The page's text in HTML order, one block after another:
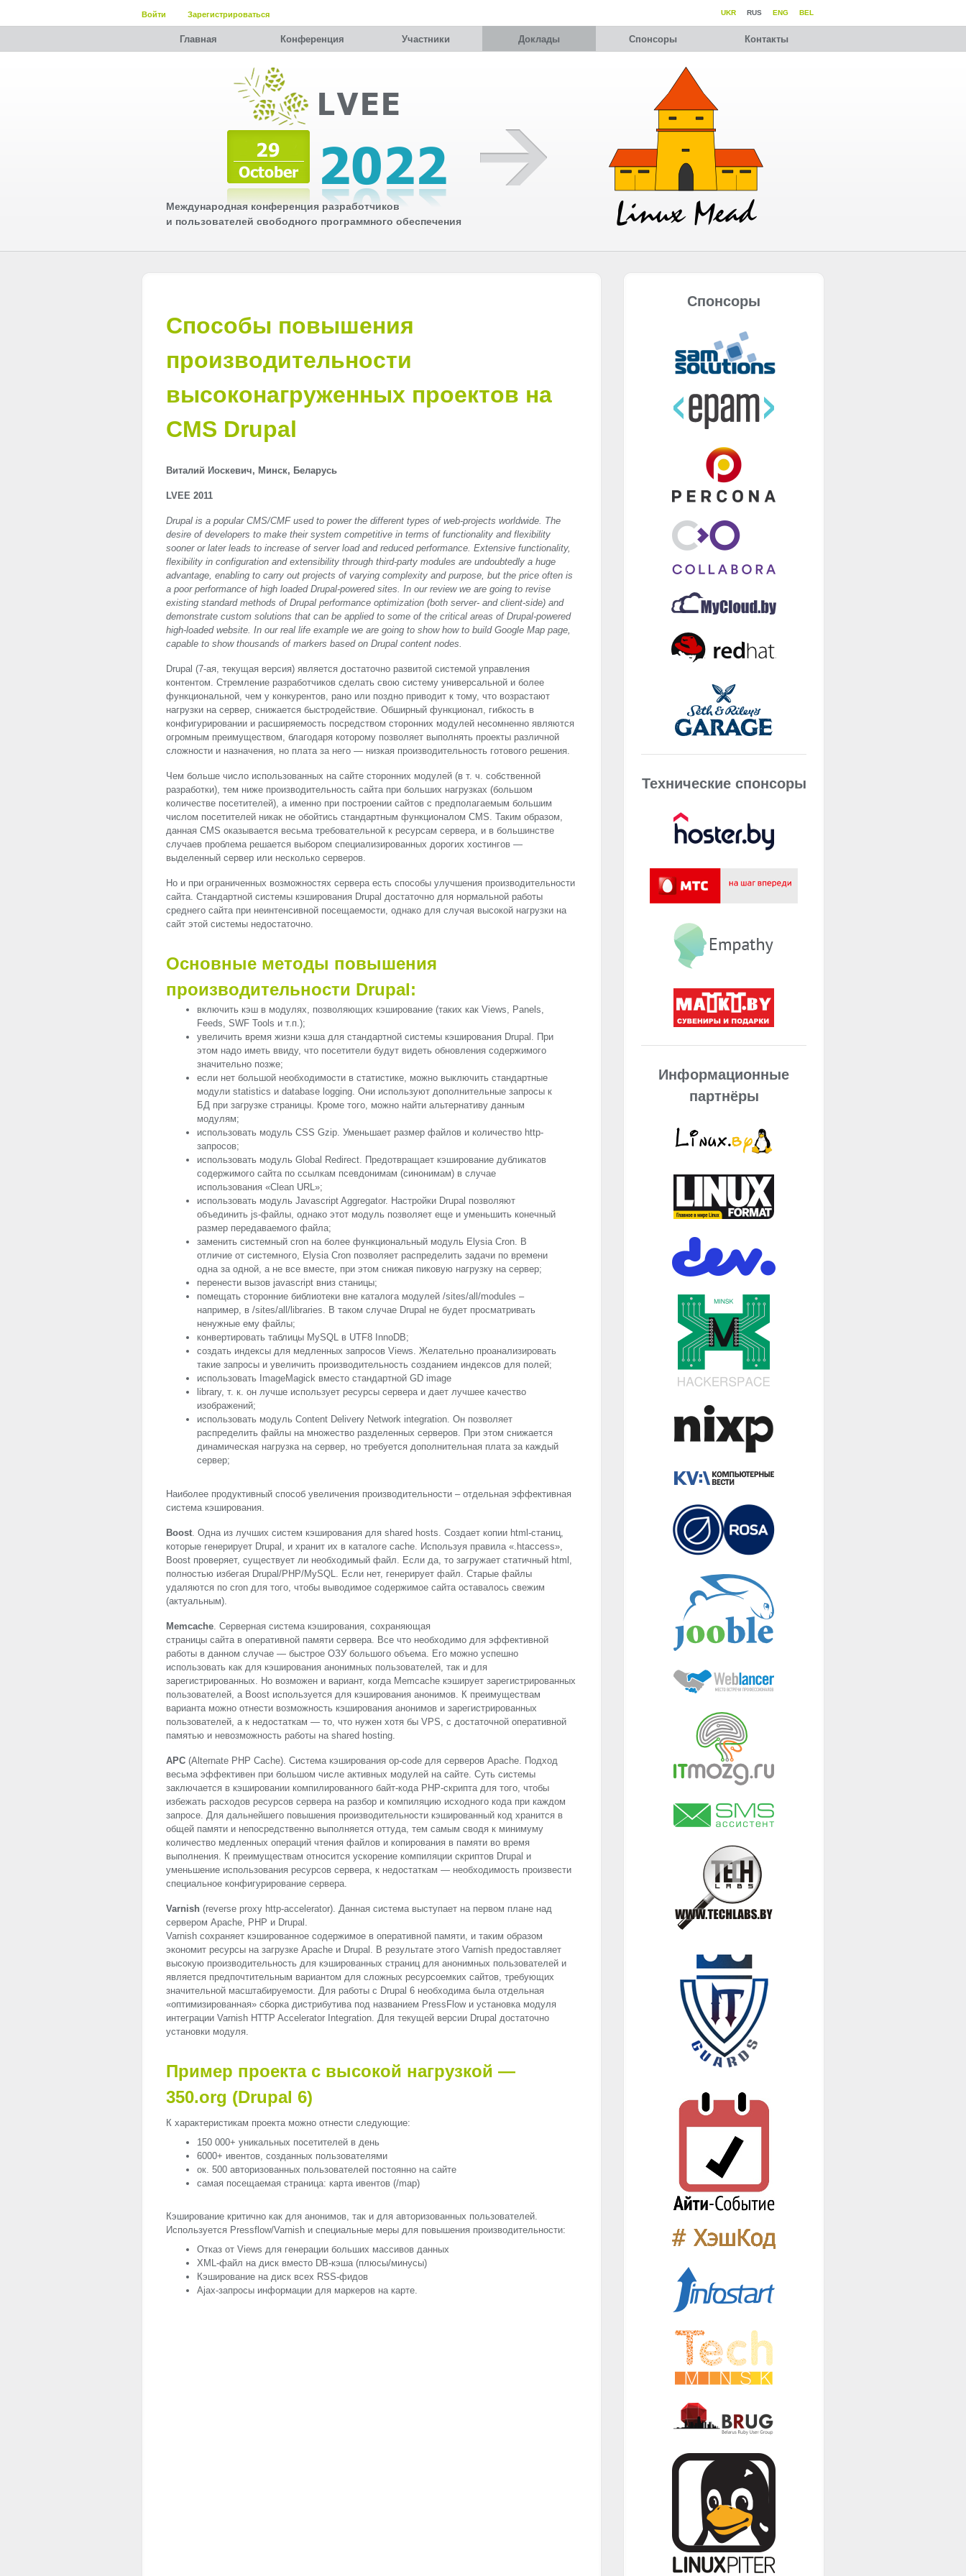
Войти Зарегистрироваться BEL
ENG
RUS
UKR
Главная Конференция Участники Доклады Спонсоры Контакты
Международная конференция разработчиков
и пользователей свободного программного обеспечения
Способы повышения
производительности
высоконагруженных проектов на
CMS Drupal
Виталий Иоскевич, Минск, Беларусь
LVEE 2011
Drupal is a popular CMS/CMFused to power the different types of web-projects worldwide. The
desire of developers to make their system competitive in terms of functionality and flexibility
sooner or later leads to increase of server load and reduced performance. Extensive functionality,
flexibility in configuration and extensibility through third-party modules are undoubtedly a huge
advantage, enabling to carry out projects of varying complexity and purpose, but the price often is
a poor performance of high loaded Drupal-powered sites. In our review we are going to revise
existing standard methods of Drupal performance optimization (both server- and client-side) and
demonstrate custom solutions that can be applied to some of the critical areas of Drupal-powered
high-loaded website. In our real life example we are going to show how to build Google Map page,
capable to show thousands of markers based on Drupal content nodes.
Drupal (7-ая, текущая версия) является достаточно развитой системой управления
контентом. Стремление разработчиков сделать свою систему универсальной и более
функциональной, чем у конкурентов, рано или поздно приводит к тому, что возрастают
нагрузки на сервер, снижается быстродействие. Обширный функционал, гибкость в
конфигурировании и расширяемость посредством сторонних модулей несомненно являются
огромным преимуществом, благодаря которому позволяет выполнять проекты различной
сложности и назначения, но плата за него — низкая производительность готового решения.
Чем больше число использованных на сайте сторонних модулей (в т. ч. собственной
разработки), тем ниже производительность сайта при больших нагрузках (большом
количестве посетителей), а именно при построении сайтов с предполагаемым большим
числом посетителей никак не обойтись стандартным функционалом CMS. Таким образом,
данная CMS оказывается весьма требовательной к ресурсам сервера, и в большинстве
случаев проблема решается выбором специализированных дорогих хостингов —
выделенный сервер или несколько серверов.
Но и при ограниченных возможностях сервера есть способы улучшения производительности
сайта. Стандартной системы кэширования Drupal достаточно для нормальной работы
среднего сайта при неинтенсивной посещаемости, однако для случая высокой нагрузки на
сайт этой системы недостаточно.
Основные методы повышения
производительности Drupal:
включить кэш в модулях, позволяющих кэширование (таких как Views, Panels,
Feeds,SWF Tools и т.п.);
увеличить время жизни кэша для стандартной системы кэширования Drupal. При
этом надо иметь ввиду, что посетители будут видеть обновления содержимого
значительно позже;
если нет большой необходимости в статистике, можно выключить стандартные
модули statistics и database logging. Они используют дополнительные запросы к
БД при загрузке страницы. Кроме того, можно найти альтернативу данным
модулям;
использовать модульCSS Gzip. Уменьшает размер файлов и количество http-
запросов;
использовать модуль Global Redirect. Предотвращает кэширование дубликатов
содержимого сайта по ссылкам псевдонимам (синонимам) в случае
использования «Clean URL»;
использовать модуль Javascript Aggregator. Настройки Drupal позволяют
объединить js-файлы, однако этот модуль позволяет еще и уменьшить конечный
размер передаваемого файла;
заменить системный cron на более функциональный модуль Elysia Cron. В
отличие от системного, Elysia Cron позволяет распределить задачи по времени
одна за одной, а не все вместе, при этом снижая пиковую нагрузку на сервер;
перенести вызов javascript вниз станицы;
помещать сторонние библиотеки вне каталога модулей /sites/all/modules –
например, в /sites/all/libraries. В таком случае Drupal не будет просматривать
ненужные ему файлы;
конвертировать таблицы MySQL в UTF8 InnoDB;
создать индексы для медленных запросов Views. Желательно проанализировать
такие запросы и увеличить производительность созданием индексов для полей;
использовать ImageMagick вместо стандартной GD image
library, т. к. он лучше использует ресурсы сервера и дает лучшее качество
изображений;
использовать модуль Content Delivery Network integration. Он позволяет
распределить файлы на множество разделенных серверов. При этом снижается
динамическая нагрузка на сервер, но требуется дополнительная плата за каждый
сервер;
Наиболее продуктивный способ увеличения производительности – отдельная эффективная
система кэширования.
Boost . Одна из лучших систем кэширования для shared hosts. Cоздает копии html-станиц,
которые генерирует Drupal, и хранит их в каталоге cache. Используя правила «.htaccess»,
Boost проверяет, существует ли необходимый файл. Если да, то загружает статичный html,
полностью избегая Drupal/PHP/MySQL. Если нет, генерирует файл. Старые файлы
удаляются по cron для того, чтобы выводимое содержимое сайта оставалось свежим
(актуальным).
Memcache . Серверная система кэширования, сохраняющая
страницы сайта в оперативной памяти сервера. Все что необходимо для эффективной
работы в данном случае — быстрое ОЗУ большого объема. Его можно успешно
использовать как для кэширования анонимных пользователей, так и для
зарегистрированных. Но возможен и вариант, когда Memcache кэширует зарегистрированных
пользователей, а Boost используется для кэширования анонимов. К преимуществам
варианта можно отнести возможность кэширования анонимов и зарегистрированных
пользователей, а к недостаткам — то, что нужен хотя бы VPS , c достаточной оперативной
памятью и невозможность работы на shared hosting.
APC (Alternate PHP Cache). Система кэширования op-code для серверов Apache. Подход
весьма эффективен при большом числе активных модулей на сайте. Суть системы
заключается в кэшировании компилированного байт-кода PHP-скрипта для того, чтобы
избежать расходов ресурсов сервера на разбор и компиляцию исходного кода при каждом
запросе. Для дальнейшего повышения производительности кэшированный код хранится в
общей памяти и непосредственно выполняется оттуда, тем самым сводя к минимуму
количество медленных операций чтения файлов и копирования в памяти во время
выполнения. К преимуществам относится ускорение компиляции скриптов Drupal и
уменьшение использования ресурсов сервера, к недостаткам — необходимость произвести
специальное конфигурирование сервера.
Varnish (reverse proxy http-accelerator). Данная система выступает на первом плане над
сервером Apache, PHP и Drupal.
Varnish сохраняет кэшированное содержимое в оперативной памяти, и таким образом
экономит ресурсы на загрузке Apache и Drupal. В результате этого Varnish предоставляет
высокую производительность для кэшированных страниц для анонимных пользователей и
является предпочтительным вариантом для сложных ресурсоемких сайтов, требующих
значительной масштабируемости. Для работы с Drupal 6 необходима была отдельная
«оптимизированная» сборка дистрибутива под названием PressFlow и установка модуля
интеграции Varnish HTTP Accelerator Integration. Для текущей версии Drupal достаточно
установки модуля.
Пример проекта с высокой нагрузкой —
350.org (Drupal 6)
К характеристикам проекта можно отнести следующие:
150 000+ уникальных посетителей в день
6000+ ивентов, созданных пользователями
ок. 500 авторизованных пользователей постоянно на сайте
самая посещаемая страница: карта ивентов (/map)
Кэширование критично как для анонимов, так и для авторизованных пользователей.
Используется Pressflow/Varnish и специальные меры для повышения производительности:
Отказ от Views для генерации больших массивов данных
XML-файл на диск вместо DB-кэша (плюсы/минусы)
Кэширование на диск всех RSS-фидов
Ajax-запросы информации для маркеров на карте.
Спонсоры
Технические спонсоры
Информационные
партнёры